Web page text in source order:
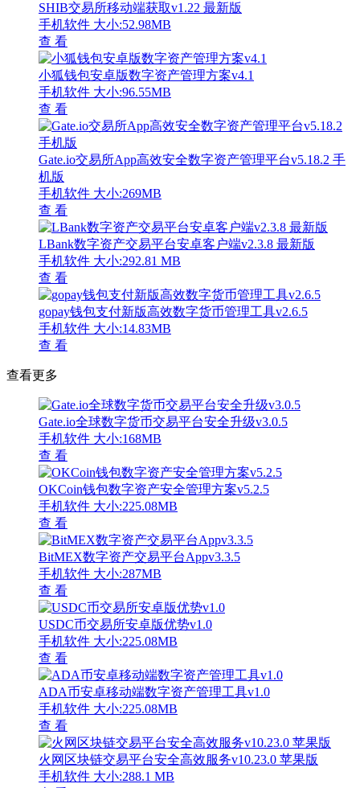
SHIB交易所移动端获取v1.22 最新版
手机软件 大小:52.98MB
查 看
小狐钱包安卓版数字资产管理方案v4.1
手机软件 大小:96.55MB
查 看
Gate.io交易所App高效安全数字资产管理平台v5.18.2 手
机版
手机软件 大小:269MB
查 看
LBank数字资产交易平台安卓客户端v2.3.8 最新版
手机软件 大小:292.81 MB
查 看
gopay钱包支付新版高效数字货币管理工具v2.6.5
手机软件 大小:14.83MB
查 看
查看更多
Gate.io全球数字货币交易平台安全升级v3.0.5
手机软件 大小:168MB
查 看
OKCoin钱包数字资产安全管理方案v5.2.5
手机软件 大小:225.08MB
查 看
BitMEX数字资产交易平台Appv3.3.5
手机软件 大小:287MB
查 看
USDC币交易所安卓版优势v1.0
手机软件 大小:225.08MB
查 看
ADA币安卓移动端数字资产管理工具v1.0
手机软件 大小:225.08MB
查 看
火网区块链交易平台安全高效服务v10.23.0 苹果版
手机软件 大小:288.1 MB